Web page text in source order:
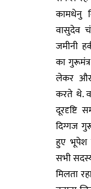
कामधेनु
वासुदेव
जमीनी
का
लेकर और
करते थे.
दूरदृष्टि
दिग्गज
हुए भूपेश
सभी
मिलता